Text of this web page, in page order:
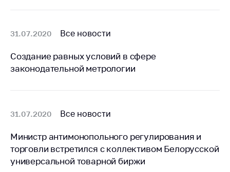
работа
Официальные
5 лет МАРТ
Деятельность
Ценовая политика
Антимонопольное
31.07.2020 Все новости
Создание равных условий в сфере
законодательной метрологии
31.07.2020 Все новости
Министр антимонопольного регулирования и
торговли встретился с коллективом Белорусской
универсальной товарной биржи